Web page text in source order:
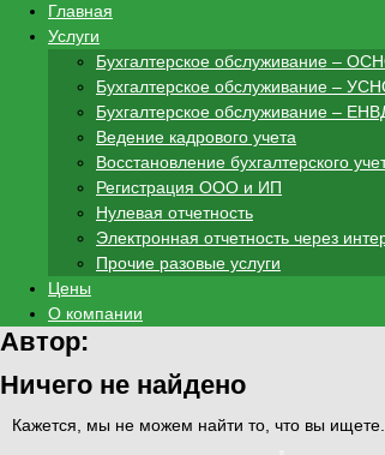
Главная
Услуги
Бухгалтерское обслуживание –
Бухгалтерское обслуживание –
Бухгалтерское обслуживание –
Ведение кадрового учета
Восстановление бухгалтерского
Регистрация ООО и ИП
Нулевая отчетность
Электронная отчетность через
Прочие разовые услуги
Цены
О компании
Автор:
Ничего не найдено
Кажется, мы не можем найти то, что вы